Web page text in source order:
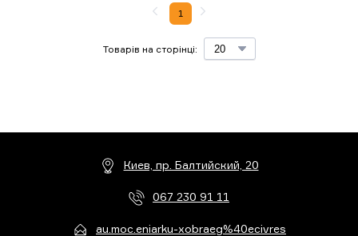
Товарів на сторінці:
1
Киев, пр. Балтийский, 20
067 230 91 11
au.moc.eniarku-xobraeg%40ecivres